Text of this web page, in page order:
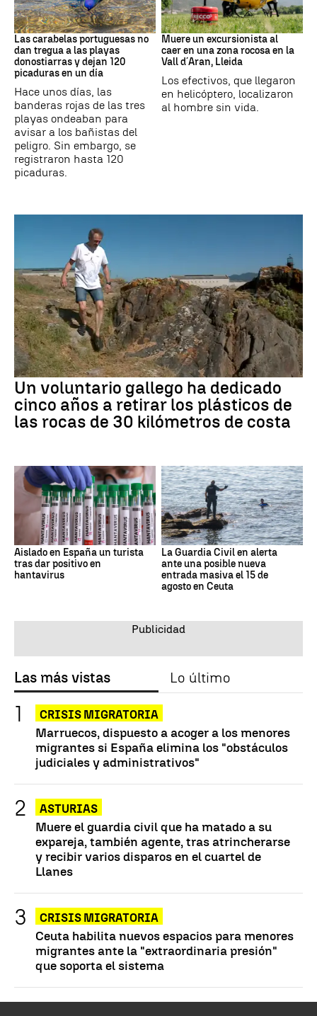
PAÍS VASCO
Las carabelas portuguesas no
dan tregua a las playas
donostiarras y dejan 120
picaduras en un día
Hace unos días, las
banderas rojas de las tres
playas ondeaban para
avisar a los bañistas del
peligro. Sin embargo, se
registraron hasta 120
picaduras.
Cataluña
Muere un excursionista al
caer en una zona rocosa en la
Vall d´Aran, Lleida
Los efectivos, que llegaron
en helicóptero, localizaron
al hombre sin vida.
Un voluntario gallego ha dedicado
cinco años a retirar los plásticos de
las rocas de 30 kilómetros de costa
Aislado en España un turista
tras dar positivo en
hantavirus
La Guardia Civil en alerta
ante una posible nueva
entrada masiva el 15 de
agosto en Ceuta
Las más vistas Lo último
CRISIS MIGRATORIA
Marruecos, dispuesto a acoger a los menores
migrantes si España elimina los "obstáculos
judiciales y administrativos"
ASTURIAS
Muere el guardia civil que ha matado a su
expareja, también agente, tras atrincherarse
y recibir varios disparos en el cuartel de
Llanes
CRISIS MIGRATORIA
Ceuta habilita nuevos espacios para menores
migrantes ante la "extraordinaria presión"
que soporta el sistema